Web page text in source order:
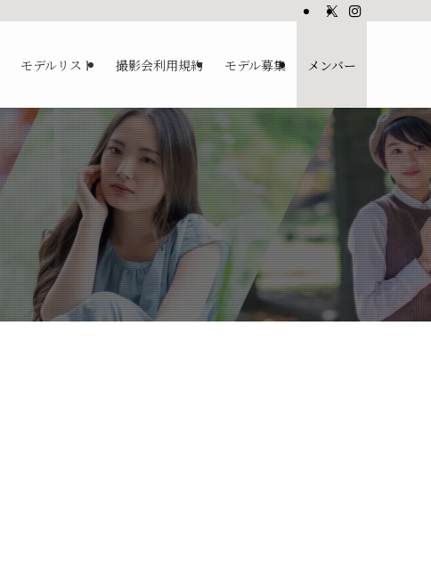
モデルリスト 撮影会利用規約 モデル募集 メンバー